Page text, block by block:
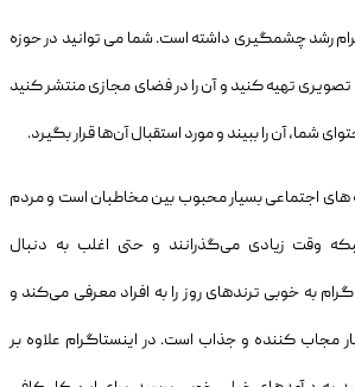
رشد چشمگیری داشته است. شما می توانید در حوزه
تهیه کنید و آن را در فضای مجازی منتشر کنید
شما، آن را ببیند و مورد استقبال آن‌ها قرار بگیرد.
های اجتماعی بسیار محبوب بین مخاطبان است و مردم
وقت زیادی می‌گذرانند و حتی اغلب به دنبال
به خوبی ترندهای روز را به افراد معرفی می‌کند و
مجاب کننده و جذاب است. در اینستاگرام علاوه بر